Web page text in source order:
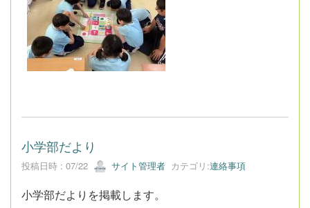
小学部だより
投稿日時 : 07/22 サイト管理者 カテゴリ:連絡事項
小学部だよりを掲載します。